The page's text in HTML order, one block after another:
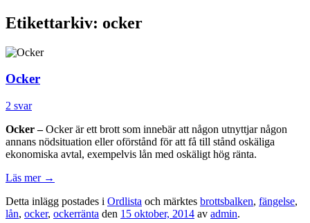
Etikettarkiv: ocker
Ocker
2 svar
Ocker –Ocker är ett brott som innebär att någon utnyttjar någon
annans nödsituation eller oförstånd för att få till stånd oskäliga
ekonomiska avtal, exempelvis lån med oskäligt hög ränta.
Läs mer →
Detta inlägg postades i Ordlista och märktes brottsbalken, fängelse,
lån, ocker, ockerränta den 15 oktober, 2014 av admin.